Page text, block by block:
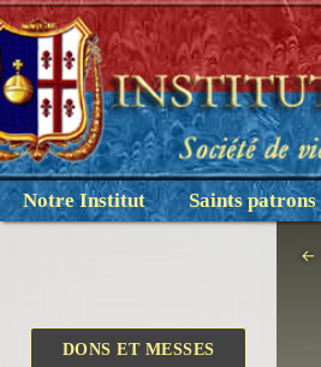
Notre Institut Saints patrons
DONS ET MESSES
←